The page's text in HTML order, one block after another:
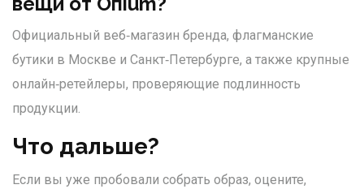
Официальный веб‑магазин бренда, флагманские
бутики в Москве и Санкт‑Петербурге, а также крупные
онлайн‑ретейлеры, проверяющие подлинность
продукции.
Что дальше?
Если вы уже пробовали собрать образ, оцените,